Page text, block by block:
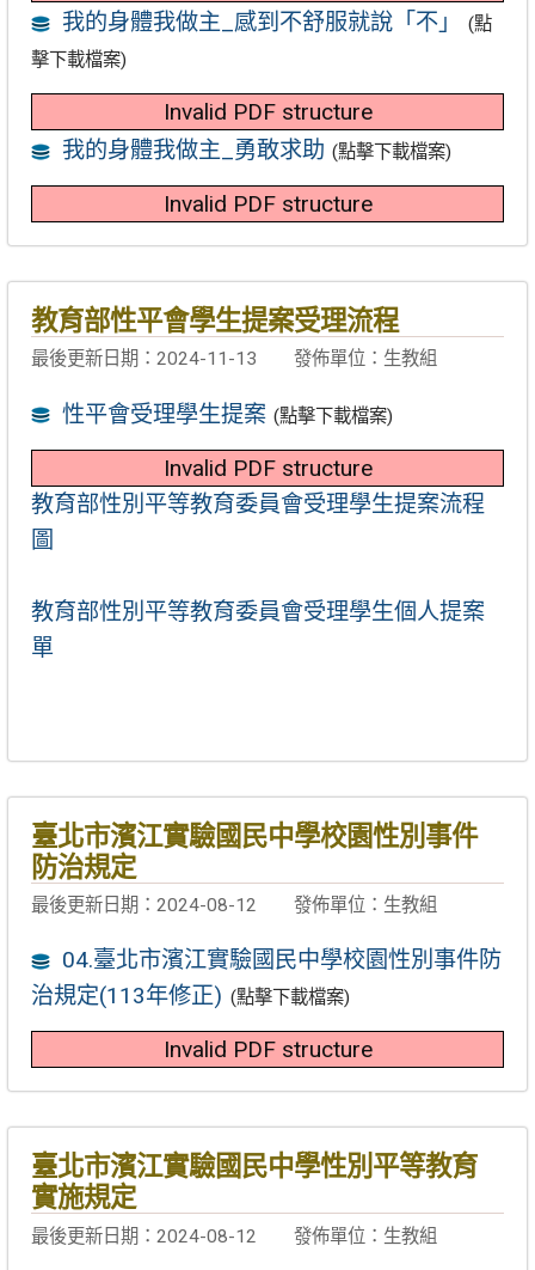
我的身體我做主_感到不舒服就說「不」
(點
擊下載檔案)
Invalid PDF structure
我的身體我做主_勇敢求助 (點擊下載檔案)
Invalid PDF structure
教育部性平會學生提案受理流程
最後更新日期：2024-11-13 發佈單位：生教組
性平會受理學生提案 (點擊下載檔案)
Invalid PDF structure
教育部性別平等教育委員會受理學生提案流程
圖
教育部性別平等教育委員會受理學生個人提案
單
臺北市濱江實驗國民中學校園性別事件
防治規定
最後更新日期：2024-08-12 發佈單位：生教組
04.臺北市濱江實驗國民中學校園性別事件防
治規定(113年修正) (點擊下載檔案)
Invalid PDF structure
臺北市濱江實驗國民中學性別平等教育
實施規定
最後更新日期：2024-08-12 發佈單位：生教組